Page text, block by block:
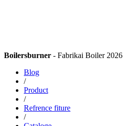
Boilersburner - Fabrikai Boiler 2026
Blog
/
Product
/
Refrence fiture
/